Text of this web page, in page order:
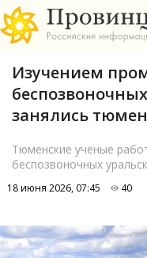
Б
Изучением
занялись
Тюменские учёные
беспозвоночных
18 июня 2026, 07:45 40